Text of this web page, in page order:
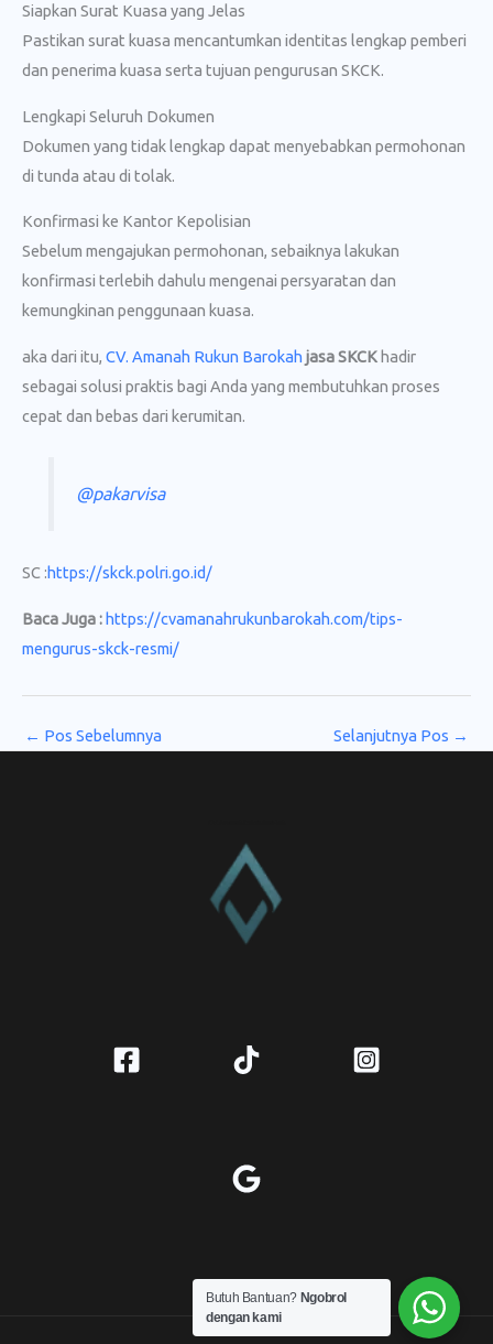
Siapkan Surat Kuasa yang Jelas
Pastikan surat kuasa mencantumkan identitas lengkap pemberi
dan penerima kuasa serta tujuan pengurusan SKCK.
Lengkapi Seluruh Dokumen
Dokumen yang tidak lengkap dapat menyebabkan permohonan
di tunda atau di tolak.
Konfirmasi ke Kantor Kepolisian
Sebelum mengajukan permohonan, sebaiknya lakukan
konfirmasi terlebih dahulu mengenai persyaratan dan
kemungkinan penggunaan kuasa.
aka dari itu, CV. Amanah Rukun Barokah jasa SKCK hadir
sebagai solusi praktis bagi Anda yang membutuhkan proses
cepat dan bebas dari kerumitan.
@pakarvisa
SC :https://skck.polri.go.id/
Baca Juga :https://cvamanahrukunbarokah.com/tips-
mengurus-skck-resmi/
← Pos Sebelumnya Selanjutnya Pos →
Butuh Bantuan? Ngobrol
dengan kami